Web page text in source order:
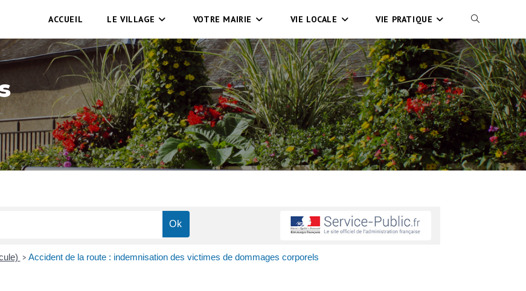
ACCUEIL LE VILLAGE VOTRE MAIRIE VIE LOCALE VIE PRATIQUE
> Accident de la route : indemnisation des victimes de dommages corporels